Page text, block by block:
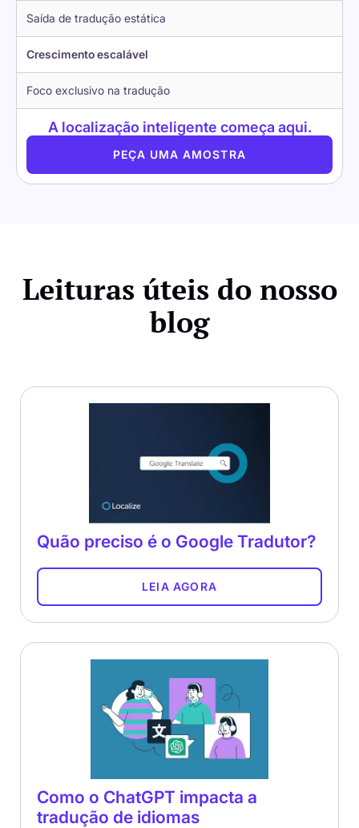
Saída de tradução estática
Crescimento escalável
Foco exclusivo na tradução
A localização inteligente começa aqui.
PEÇA UMA AMOSTRA
Leituras úteis do nosso
blog
Quão preciso é o Google Tradutor?
LEIA AGORA
Como o ChatGPT impacta a
tradução de idiomas